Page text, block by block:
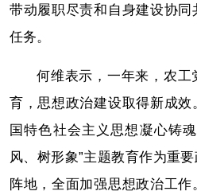
带动履职尽责和自身建设协
任务。
何维表示，一年来，农
育，思想政治建设取得新成
国特色社会主义思想凝心铸
风、树形象”主题教育作为重
阵地，全面加强思想政治工